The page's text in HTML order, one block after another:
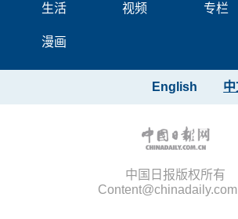
生活 视频 专栏
漫画
English
中国日报版权所有